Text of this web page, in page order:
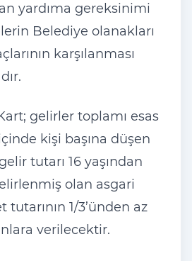
yardıma gereksinimi
Belediye olanakları
karşılanması
gelirler toplamı esas
kişi başına düşen
tutarı 16 yaşından
olan asgari
tutarının 1/3’ünden az
verilecektir.